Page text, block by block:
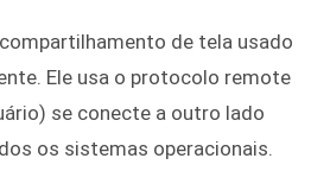
de tela usado
Ele usa o protocolo remote
se conecte a outro lado
os sistemas operacionais.